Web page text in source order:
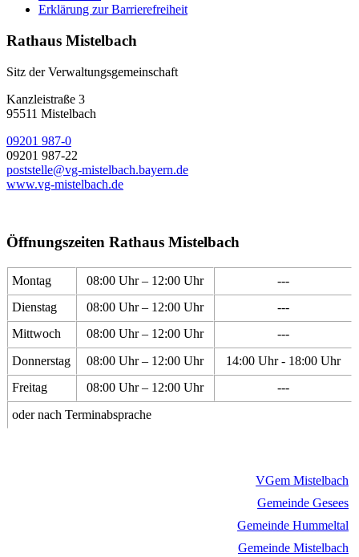
Erklärung zur Barrierefreiheit
Rathaus Mistelbach
Sitz der Verwaltungsgemeinschaft
Kanzleistraße 3
95511 Mistelbach
09201 987-0
09201 987-22
poststelle@vg-mistelbach.bayern.de
www.vg-mistelbach.de
Öffnungszeiten Rathaus Mistelbach
Montag 08:00 Uhr – 12:00 Uhr
---
Dienstag
08:00 Uhr – 12:00 Uhr
---
Mittwoch
08:00 Uhr – 12:00 Uhr
---
Donnerstag
08:00 Uhr – 12:00 Uhr
14:00 Uhr - 18:00 Uhr
Freitag
08:00 Uhr – 12:00 Uhr
---
oder nach Terminabsprache
VGem Mistelbach
Gemeinde Gesees
Gemeinde Hummeltal
Gemeinde Mistelbach